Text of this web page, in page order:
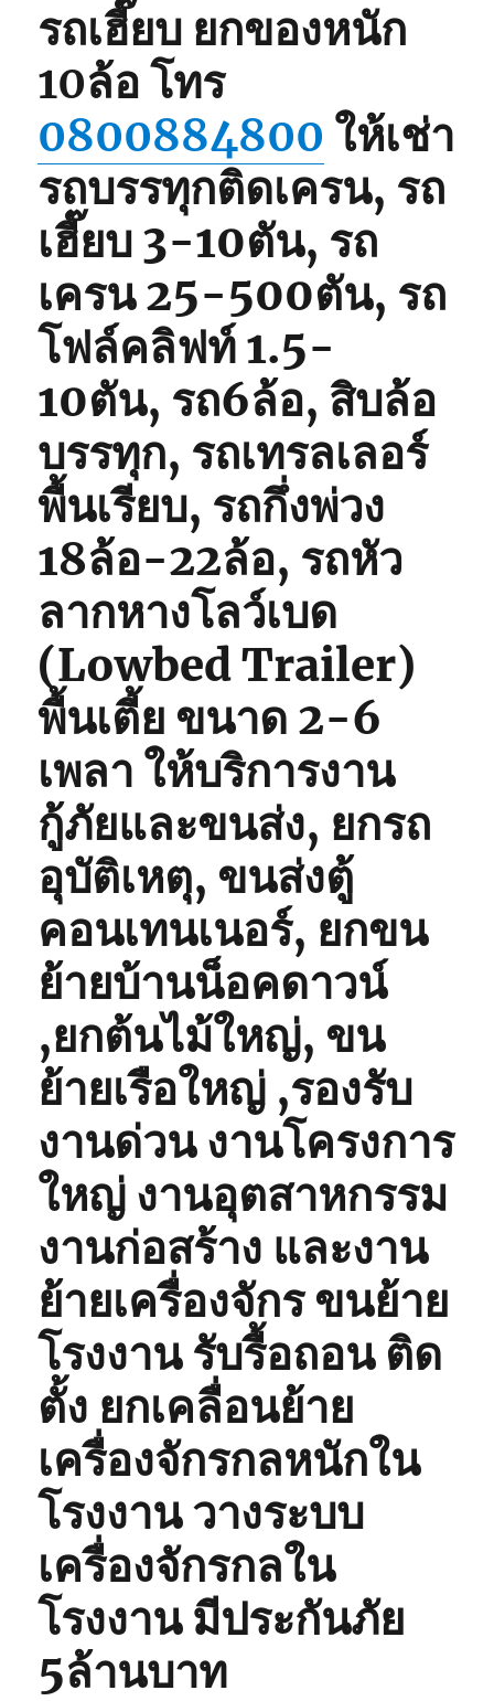
รถเฮี๊ยบ ยกของหนัก
10ล้อ โทร
0800884800 ให้เช่า
รถบรรทุกติดเครน, รถ
เฮี๊ยบ 3-10ตัน, รถ
เครน 25-500ตัน, รถ
โฟล์คลิฟท์ 1.5-
10ตัน, รถ6ล้อ, สิบล้อ
บรรทุก, รถเทรลเลอร์
พื้นเรียบ, รถกึ่งพ่วง
18ล้อ-22ล้อ, รถหัว
ลากหางโลว์เบด
(Lowbed Trailer)
พื้นเตี้ย ขนาด 2-6
เพลา ให้บริการงาน
กู้ภัยและขนส่ง, ยกรถ
อุบัติเหตุ, ขนส่งตู้
คอนเทนเนอร์, ยกขน
ย้ายบ้านน็อคดาวน์
,ยกต้นไม้ใหญ่, ขน
ย้ายเรือใหญ่ ,รองรับ
งานด่วน งานโครงการ
ใหญ่ งานอุตสาหกรรม
งานก่อสร้าง และงาน
ย้ายเครื่องจักร ขนย้าย
โรงงาน รับรื้อถอน ติด
ตั้ง ยกเคลื่อนย้าย
เครื่องจักรกลหนักใน
โรงงาน วางระบบ
เครื่องจักรกลใน
โรงงาน มีประกันภัย
5ล้านบาท